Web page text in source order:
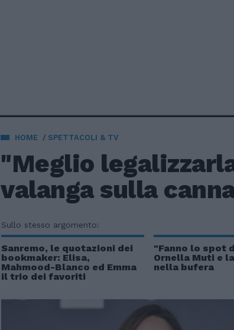
HOME SPETTACOLI & TV
"Meglio
valanga sulla
Sullo stesso argomento:
Sanremo, le quotazioni dei
bookmaker: Elisa,
Mahmood-Blanco ed Emma
il trio dei favoriti
"Fanno lo spot
Ornella Muti e
nella bufera